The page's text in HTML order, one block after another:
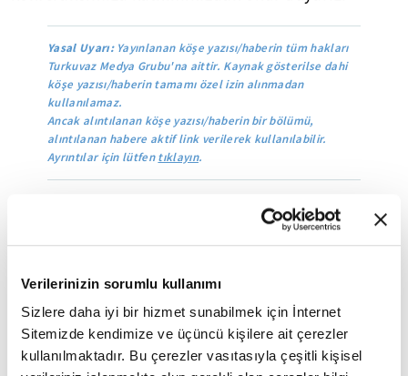
Verilerinizin sorumlu kullanımı
Sizlere daha iyi bir hizmet sunabilmek için İnternet
Sitemizde kendimize ve üçüncü kişilere ait çerezler
kullanılmaktadır. Bu çerezler vasıtasıyla çeşitli kişisel
Yasal Uyarı:Yayınlanan köşe yazısı/haberin tüm hakları
Turkuvaz Medya Grubu'na aittir. Kaynak gösterilse dahi
köşe yazısı/haberin tamamı özel izin alınmadan
kullanılamaz.
Ancak alıntılanan köşe yazısı/haberin bir bölümü,
alıntılanan habere aktif link verilerek kullanılabilir.
Ayrıntılar için lütfentıklayın.
Mobil Uygulamamızı İndirin
İLGİNİZİ ÇEKEBİLECEK DİĞER MAKALELER